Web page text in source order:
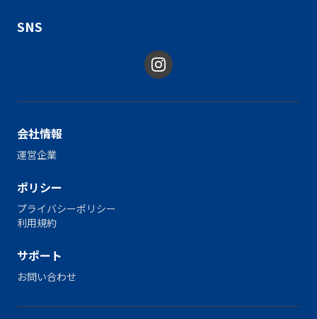
SNS
会社情報
運営企業
ポリシー
プライバシーポリシー
利用規約
サポート
お問い合わせ